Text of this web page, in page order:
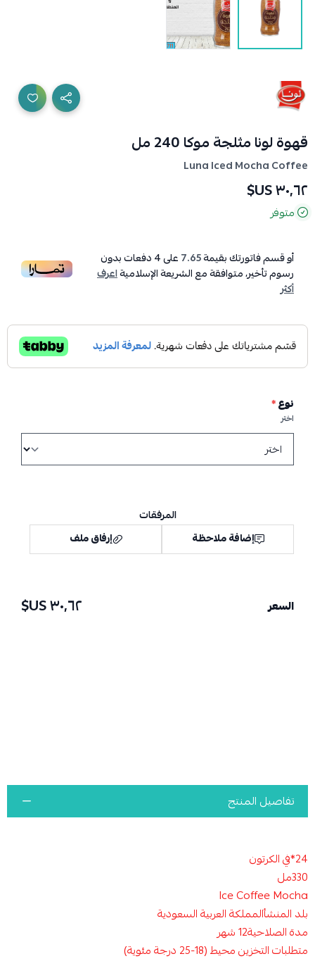
قهوة لونا مثلجة موكا 240 مل
Luna Iced Mocha Coffee
٣٠٫٦٢ US$
متوفر
أو قسم فاتورتك بقيمة7.65على4دفعات بدون
رسوم تأخير، متوافقة مع الشريعة الإسلاميةاعرف
أكثر
نوع*
اختر
المرفقات
إضافة ملاحظة
إرفاق ملف
السعر ٣٠٫٦٢ US$
تفاصيل المنتج
24*في الكرتون
330مل
Ice Coffee Mocha
بلد المنشأالمملكة العربية السعودية
مدة الصلاحية12 شهر
متطلبات التخزين محيط (18-25 درجة مئوية)